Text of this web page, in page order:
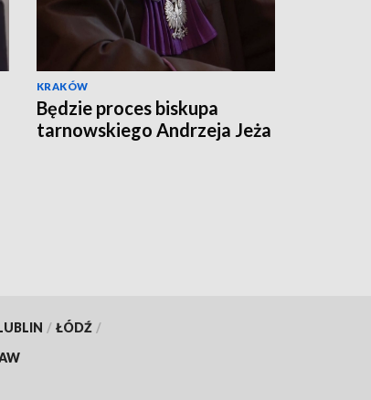
KRAKÓW
Będzie proces biskupa
tarnowskiego Andrzeja Jeża
/ ŁÓDŹ /